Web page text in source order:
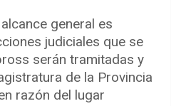
general es
judiciales que se
serán tramitadas y
de la Provincia
razón del lugar